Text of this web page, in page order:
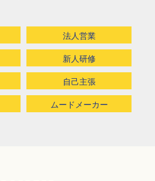
法人営業
新人研修
自己主張
ムードメーカー